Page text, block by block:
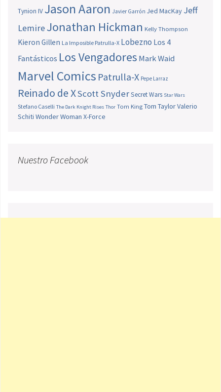
Tynion IV Jason Aaron Javier Garrón Jed MacKay Jeff
LemireJonathan Hickman Kelly Thompson
Kieron Gillen La Imposible Patrulla-X Lobezno Los 4
Fantásticos Los Vengadores Mark Waid
Marvel Comics Patrulla-X Pepe Larraz
Reinado de XScott SnyderSecret Wars Star Wars
Stefano Caselli The Dark Knight Rises Thor Tom King Tom TaylorValerio
Schiti Wonder Woman X-Force
Nuestro Facebook